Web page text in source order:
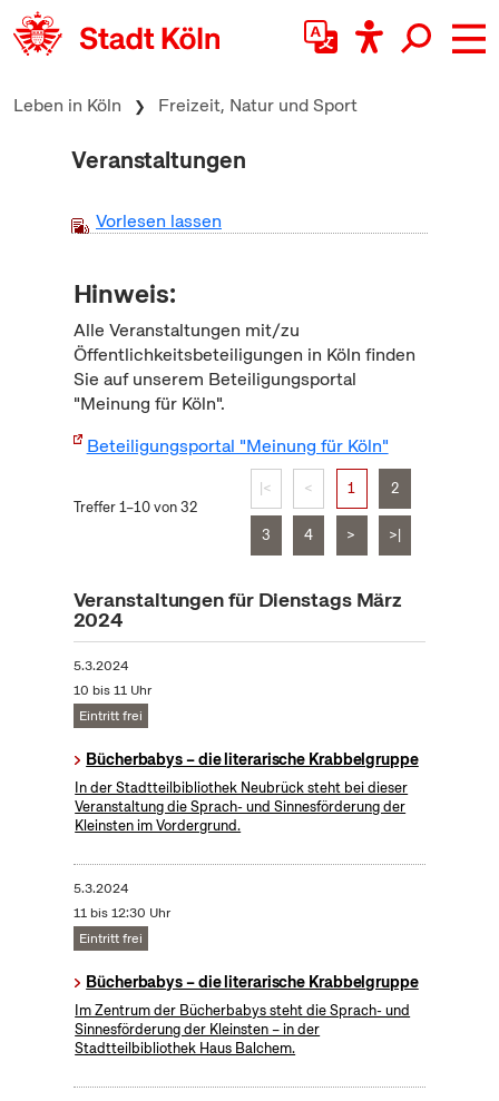
zum Inhalt springen
Leben in Köln Freizeit, Natur und Sport
Veranstaltungen
Vorlesen lassen
Hinweis:
Alle Veranstaltungen mit/zu
Öffentlichkeitsbeteiligungen in Köln finden
Sie auf unserem Beteiligungsportal
"Meinung für Köln".
Beteiligungsportal "Meinung für Köln"
Treffer 1–10 von 32
|< < 1 2
3 4 > >|
Veranstaltungen für Dienstags März
2024
5.3.2024
10 bis 11 Uhr
Eintritt frei
Bücherbabys – die literarische Krabbelgruppe
In der Stadtteilbibliothek Neubrück steht bei dieser
Veranstaltung die Sprach- und Sinnesförderung der
Kleinsten im Vordergrund.
5.3.2024
11 bis 12:30 Uhr
Eintritt frei
Bücherbabys – die literarische Krabbelgruppe
Im Zentrum der Bücherbabys steht die Sprach- und
Sinnesförderung der Kleinsten – in der
Stadtteilbibliothek Haus Balchem.